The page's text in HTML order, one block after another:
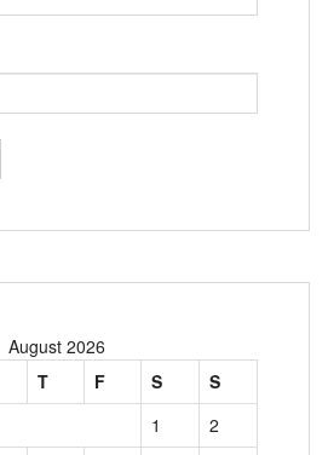
August 2026
T F S
S
1
2